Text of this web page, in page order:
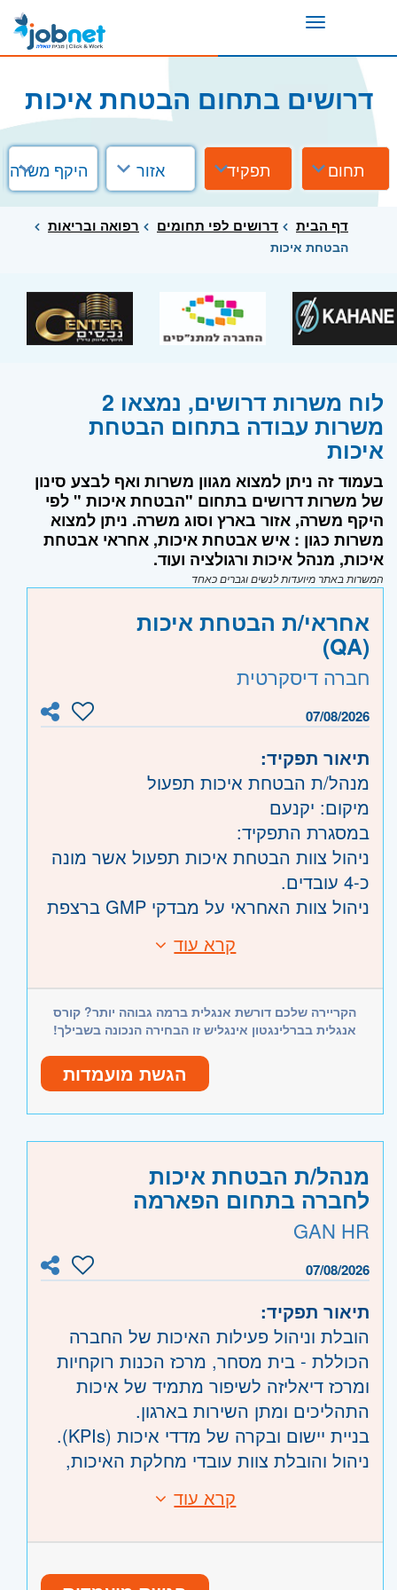
Toggle
דרושים בתחום הבטחת איכות
תחום תפקיד אזור היקף משרה
דף הבית דרושים לפי תחומים רפואה ובריאות
הבטחת איכות
לוח משרות דרושים, נמצאו 2
משרות עבודה בתחום הבטחת
איכות
בעמוד זה ניתן למצוא מגוון משרות ואף לבצע סינון
של משרות דרושים בתחום "הבטחת איכות " לפי
היקף משרה, אזור בארץ וסוג משרה. ניתן למצוא
משרות כגון : איש אבטחת איכות, אחראי אבטחת
איכות, מנהל איכות ורגולציה ועוד.
המשרות באתר מיועדות לנשים וגברים כאחד
אחראי/ת הבטחת איכות
(QA)
חברה דיסקרטית
07/08/2026
תיאור תפקיד:
מנהל/ת הבטחת איכות תפעול
מיקום: יקנעם
במסגרת התפקיד:
ניהול צוות הבטחת איכות תפעול אשר מונה
כ-4 עובדים.
ניהול צוות האחראי על מבדקי GMP ברצפת
לציוד ומערכות ממוחשבות, דוחות סקירה
אחריות על עמידה בדרישות הרגולטוריות
ובדרישות לפי מדיניות האיכות במערך
בקרה על הפעילות השוטפת של מחלקות
סיכונים בהתאם לדרישות רגולטוריות, עדכון
נהלים והטמעת תהליכי שיפור והתייעלות
באופן שוטף.
הגדרת תכנית עבודה, אישור שיטות ונהלים,
ריבוי משימות ועמידה בלוחות זמנים, עבודת
ממשקים רבה.
משרה מלאה, פונה לשני המינים.
איכות או תארים מקבילים רלוונטיים - חובה.
ניסיון בהבטחת איכות (עדיפות למחלקת
התפעול) - חובה.
ניסיון עם עקרונות ה-GMP מתעשיית פארמה
ניסיון ניהולי מוכח - חובה.
אנגלית ברמה טובה מאוד -חובה.
קוד משרה:JB-00116
אזור: שרון- חדרה וזכרון יעקב, נתניה ועמק
חפר, רעננה, כפר סבא והוד השרון, ראש
צפון- גליל, טבריה והכנרת, עפולה, נצרת
ובית שאן, עכו, נהריה והגליל המערבי, קריות
ועמק זבולון, חיפה והכרמל, גולן
קרא עוד
הקריירה שלכם דורשת אנגלית ברמה גבוהה יותר? קורס
אנגלית בברלינגטון אינגליש זו הבחירה הנכונה בשבילך!
הגשת מועמדות
מנהל/ת הבטחת איכות
לחברה בתחום הפארמה
GAN HR
07/08/2026
תיאור תפקיד:
הובלת וניהול פעילות האיכות של החברה
הכוללת - בית מסחר, מרכז הכנות רוקחיות
ומרכז דיאליזה לשיפור מתמיד של איכות
התהליכים ומתן השירות בארגון.
בניית יישום ובקרה של מדדי איכות (KPIs).
ניהול והובלת צוות עובדי מחלקת האיכות,
על רמת ביצוע גבוהה בהתאם ליעדי הארגון.
ניהול כולל של מערך האיכות ((QMS בארגון,
בכימיה/ הנדסת כימיה/ ביוטכנולוגיה/
קרא עוד